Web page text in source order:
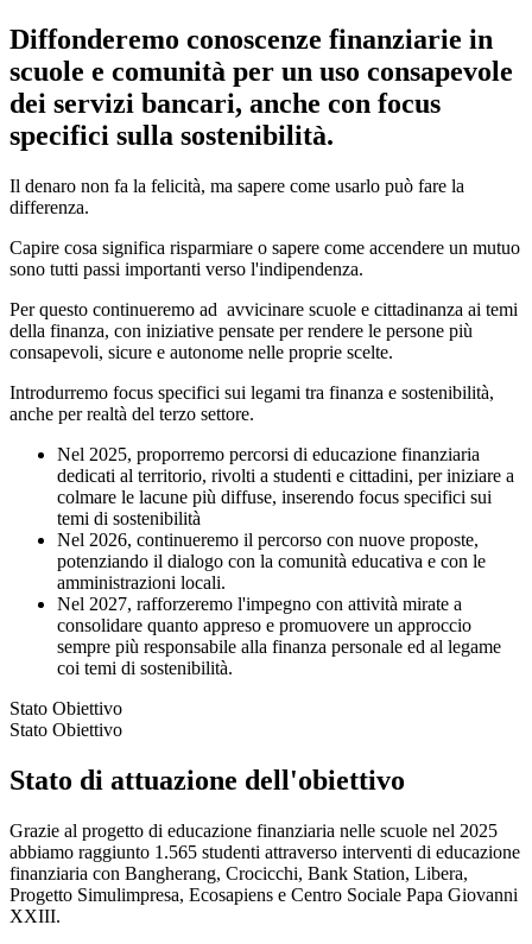
Diffonderemo conoscenze finanziarie in
scuole e comunità per un uso consapevole
dei servizi bancari, anche con focus
specifici sulla sostenibilità.
Il denaro non fa la felicità, ma sapere come usarlo può fare la
differenza.
Capire cosa significa risparmiare o sapere come accendere un mutuo
sono tutti passi importanti verso l'indipendenza.
Per questo continueremo ad avvicinare scuole e cittadinanza ai temi
della finanza, con iniziative pensate per rendere le persone più
consapevoli, sicure e autonome nelle proprie scelte.
Introdurremo focus specifici sui legami tra finanza e sostenibilità,
anche per realtà del terzo settore.
Nel 2025, proporremo percorsi di educazione finanziaria
dedicati al territorio, rivolti a studenti e cittadini, per iniziare a
colmare le lacune più diffuse, inserendo focus specifici sui
temi di sostenibilità
Nel 2026, continueremo il percorso con nuove proposte,
potenziando il dialogo con la comunità educativa e con le
amministrazioni locali.
Nel 2027, rafforzeremo l'impegno con attività mirate a
consolidare quanto appreso e promuovere un approccio
sempre più responsabile alla finanza personale ed al legame
coi temi di sostenibilità.
Stato Obiettivo
Stato Obiettivo
Stato di attuazione dell'obiettivo
Grazie al progetto di educazione finanziaria nelle scuole nel 2025
abbiamo raggiunto 1.565 studenti attraverso interventi di educazione
finanziaria con Bangherang, Crocicchi, Bank Station, Libera,
Progetto Simulimpresa, Ecosapiens e Centro Sociale Papa Giovanni
XXIII.